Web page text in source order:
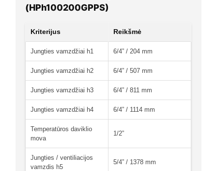
(HPh100200GPPS)
Kriterijus Reikšmė
Jungties vamzdžiai h1 6/4” / 204 mm
Jungties vamzdžiai h2 6/4” / 507 mm
Jungties vamzdžiai h3 6/4” / 811 mm
Jungties vamzdžiai h4 6/4” / 1114 mm
Temperatūros daviklio
mova
1/2”
Jungties / ventiliacijos
vamzdis h5
5/4” / 1378 mm